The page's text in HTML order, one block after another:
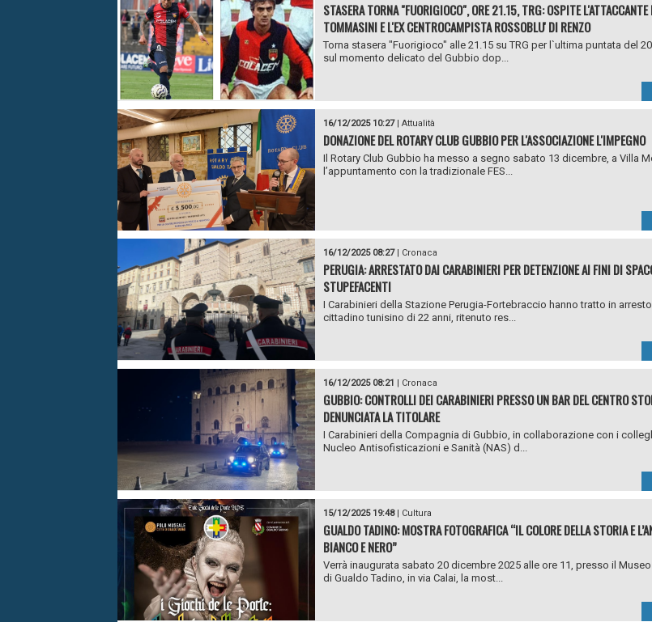
STASERA TORNA "FUORIGIOCO", ORE 21.15, TRG: OSPITE L'ATTACCANTE
TOMMASINI E L'EX CENTROCAMPISTA ROSSOBLU' DI RENZO
Torna stasera "Fuorigioco" alle 21.15 su TRG per l`ultima puntata del
sul momento delicato del Gubbio dop...
16/12/2025 10:27| Attualità
DONAZIONE DEL ROTARY CLUB GUBBIO PER L'ASSOCIAZIONE L'IMPEGNO
Il Rotary Club Gubbio ha messo a segno sabato 13 dicembre, a Villa
l’appuntamento con la tradizionale FES...
16/12/2025 08:27| Cronaca
PERUGIA: ARRESTATO DAI CARABINIERI PER DETENZIONE AI FINI DI
STUPEFACENTI
I Carabinieri della Stazione Perugia-Fortebraccio hanno tratto in
cittadino tunisino di 22 anni, ritenuto res...
16/12/2025 08:21 | Cronaca
GUBBIO: CONTROLLI DEI CARABINIERI PRESSO UN BAR DEL CENTRO
DENUNCIATA LA TITOLARE
I Carabinieri della Compagnia di Gubbio, in collaborazione con i
Nucleo Antisofisticazioni e Sanità (NAS) d...
15/12/2025 19:48| Cultura
GUALDO TADINO: MOSTRA FOTOGRAFICA “IL COLORE DELLA STORIA E
BIANCO E NERO”
Verrà inaugurata sabato 20 dicembre 2025 alle ore 11, presso il
di Gualdo Tadino, in via Calai, la most...